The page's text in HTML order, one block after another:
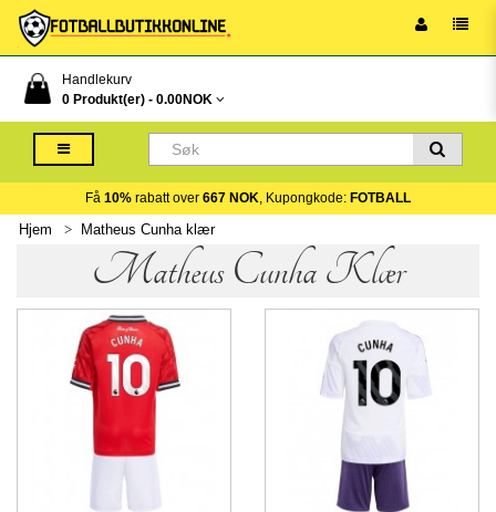
Handlekurv
0 Produkt(er) - 0.00NOK
Få 10% rabatt over 667 NOK, Kupongkode: FOTBALL
Hjem Matheus Cunha klær
Matheus Cunha Klær